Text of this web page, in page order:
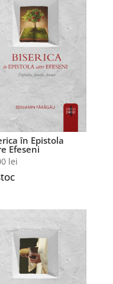
în Epistola
Efeseni
lei